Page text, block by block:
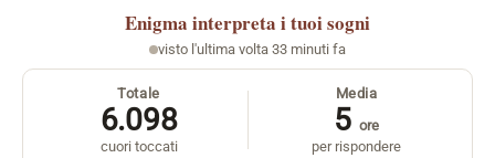
Enigma interpreta i tuoi sogni
visto l'ultima volta 33 minuti fa
Totale
6.098
cuori toccati
Media
5 ore
per rispondere